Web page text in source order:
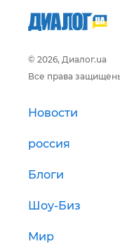
© 2026, Диалог.ua
Все права
Новости
россия
Блоги
Шоу-Биз
Мир